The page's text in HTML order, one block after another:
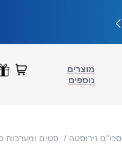
מוצרים
נוספים
סכו"ם נירוסטה סטים ומערכות